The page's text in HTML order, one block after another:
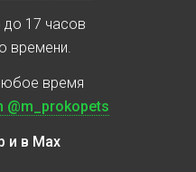
до 17 часов
времени.
время
@m_prokopets
и в Max